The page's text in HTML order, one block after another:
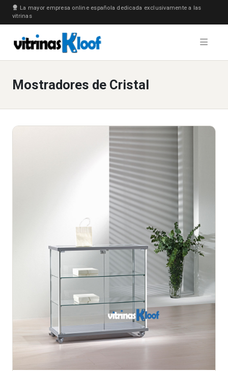
La mayor empresa online española dedicada exclusivamente a las
vitrinas
Mostradores de Cristal